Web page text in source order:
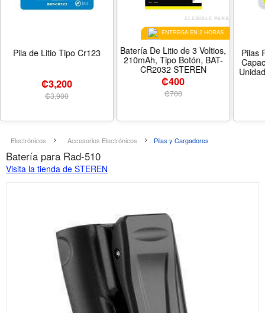
Pila de Litio Tipo Cr123
₡3,200
₡3,900
ELEGIBLE PARA
ENTREGA EN 2 HORAS
Batería De Litio de 3 Voltios,
210mAh, Tipo Botón, BAT-
CR2032 STEREN
₡400
₡700
Pilas
Electrónicos Accesorios Electrónicos Pilas y Cargadores
Batería para Rad-510
Visita la tienda de STEREN